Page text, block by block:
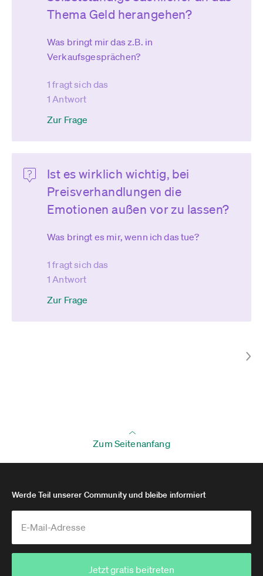
Thema Geld herangehen?
Was bringt mir das z.B. in
Verkaufsgesprächen?
1 fragt sich das
1 Antwort
Zur Frage
Ist es wirklich wichtig, bei
Preisverhandlungen die
Emotionen außen vor zu lassen?
Was bringt es mir, wenn ich das tue?
1 fragt sich das
1 Antwort
Zur Frage
Zum Seitenanfang
Werde Teil unserer Community und bleibe informiert
Jetzt gratis beitreten